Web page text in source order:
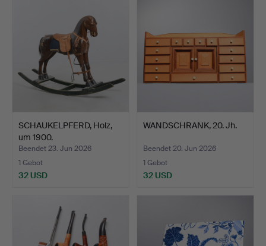
SCHAUKELPFERD, Holz,
um 1900.
Beendet 23. Jun 2026
1 Gebot
32 USD
WANDSCHRANK, 20. Jh.
Beendet 20. Jun 2026
1 Gebot
32 USD